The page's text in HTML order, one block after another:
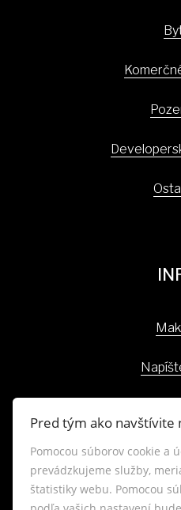
Pred tým ako navštívite
Pomocou súborov cookie a
prevádzkujeme služby,
štatistiky webu. Pomocou